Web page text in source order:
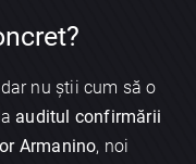
nu știi cum să o
auditul confirmării
Armanino, noi